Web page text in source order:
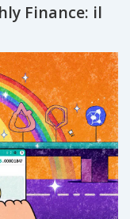
Finance: il